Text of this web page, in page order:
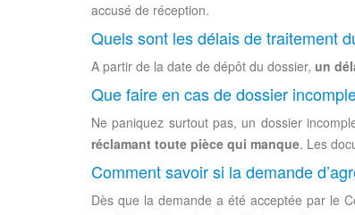
accusé de réception.
Quels sont les délais de traitement
A partir de la date de dépôt du dossier, un
Que faire en cas de dossier
Ne paniquez surtout pas, un dossier
réclamant toute pièce qui manque. Les
Comment savoir si la demande
Dès que la demande a été acceptée par le